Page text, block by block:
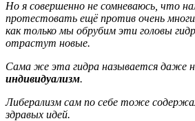
Но я совершенно не сомневаюсь, что
протестовать ещё против очень
как только мы обрубим эти головы
отрастут новые.
Сама же эта гидра называется даже
индивидуализм.
Либерализм сам по себе тоже
здравых идей.